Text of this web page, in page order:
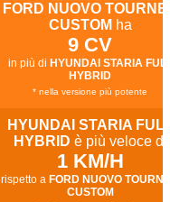
FORD NUOVO
CUSTOM ha
9 CV
in più di HYUNDAI STARIA
HYBRID
* nella versione più potente
HYUNDAI STARIA
HYBRID è più veloce di
1 KM/H
rispetto a FORD NUOVO
CUSTOM